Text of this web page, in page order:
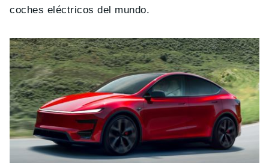
coches eléctricos del mundo.